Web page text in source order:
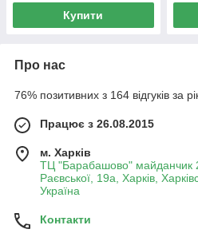
Купити
Про нас
76% позитивних з 164 відгуків за
Працює з 26.08.2015
м. Харків
ТЦ "Барабашово" майданчик
Раєвської, 19а, Харків,
Україна
Контакти